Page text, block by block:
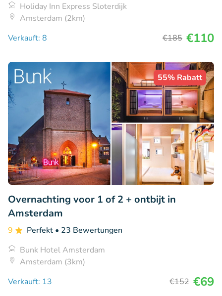
Holiday Inn Express Sloterdijk
Amsterdam (2km)
Verkauft: 8
€185 €110
55% Rabatt
Overnachting voor 1 of 2 + ontbijt in
Amsterdam
9 Perfekt • 23 Bewertungen
Bunk Hotel Amsterdam
Amsterdam (3km)
Verkauft: 13
€152 €69